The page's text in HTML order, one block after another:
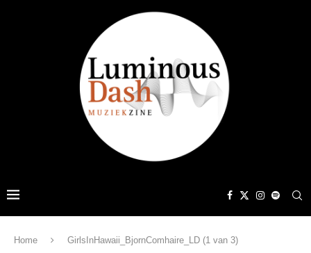
Home GirlsInHawaii_BjornComhaire_LD (1 van 3)